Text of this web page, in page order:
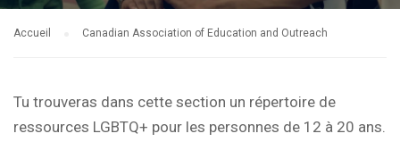
Accueil Canadian Association of Education and Outreach
Tu trouveras dans cette section un répertoire de
ressources LGBTQ+ pour les personnes de 12 à 20 ans.